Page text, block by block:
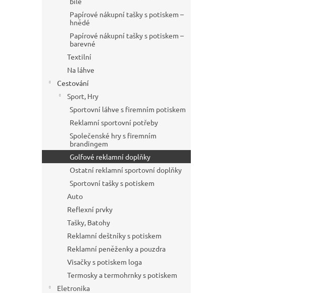
Papírové nákupní tašky s potiskem –
hnědé
Papírové nákupní tašky s potiskem –
barevné
Textilní
Na láhve
Cestování
Sport, Hry
Sportovní láhve s firemním potiskem
Reklamní sportovní potřeby
Společenské hry s firemním
brandingem
Golfové reklamní doplňky
Ostatní reklamní sportovní doplňky
Sportovní tašky s potiskem
Auto
Reflexní prvky
Tašky, Batohy
Reklamní deštníky s potiskem
Reklamní peněženky a pouzdra
Visačky s potiskem loga
Termosky a termohrnky s potiskem
Eletronika